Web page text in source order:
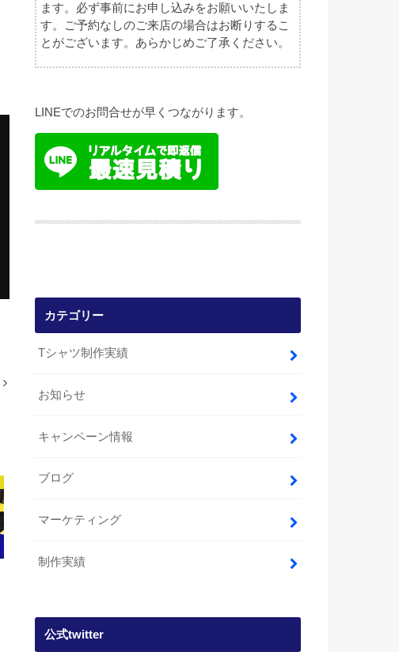
ます。必ず事前にお申し込みをお願いいたしま
す。ご予約なしのご来店の場合はお断りするこ
とがございます。あらかじめご了承ください。
LINEでのお問合せが早くつながります。
カテゴリー
Tシャツ制作実績
お知らせ
キャンペーン情報
ブログ
マーケティング
制作実績
公式twitter